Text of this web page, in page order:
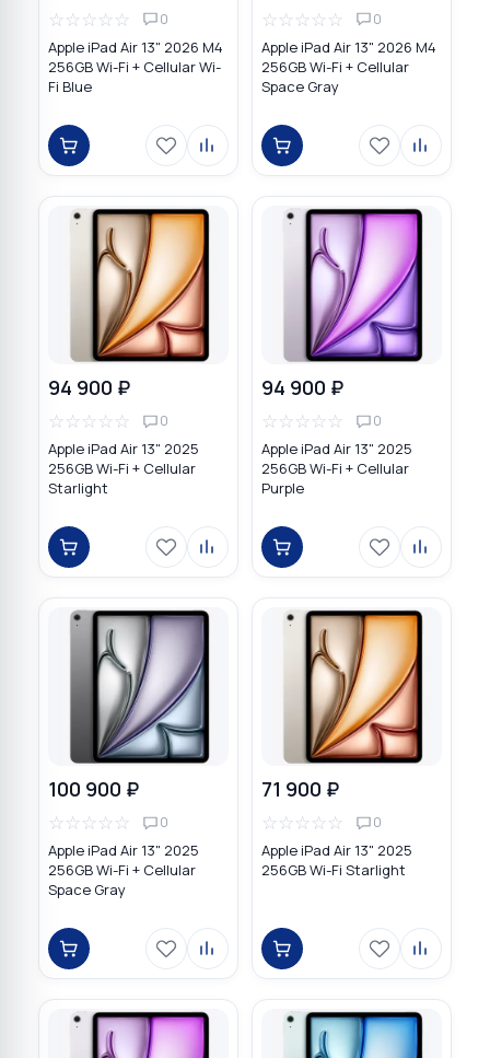
☆☆☆☆☆ 0
Apple iPad Air 13" 2026 M4
256GB Wi-Fi + Cellular Wi-
Fi Blue
☆☆☆☆☆ 0
Apple iPad Air 13" 2026 M4
256GB Wi-Fi + Cellular
Space Gray
94 900 ₽
☆☆☆☆☆ 0
Apple iPad Air 13" 2025
256GB Wi-Fi + Cellular
Starlight
94 900 ₽
☆☆☆☆☆ 0
Apple iPad Air 13" 2025
256GB Wi-Fi + Cellular
Purple
100 900 ₽
☆☆☆☆☆ 0
Apple iPad Air 13" 2025
256GB Wi-Fi + Cellular
Space Gray
71 900 ₽
☆☆☆☆☆ 0
Apple iPad Air 13" 2025
256GB Wi-Fi Starlight